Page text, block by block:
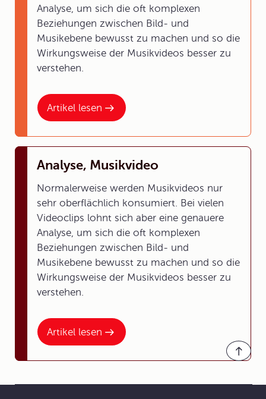
Artikel lesen
Analyse, um sich die oft komplexen
Beziehungen zwischen Bild- und
Musikebene bewusst zu machen und so die
Wirkungsweise der Musikvideos besser zu
verstehen.
Artikel lesen
Analyse, Musikvideo
Normalerweise werden Musikvideos nur
sehr oberflächlich konsumiert. Bei vielen
Videoclips lohnt sich aber eine genauere
Analyse, um sich die oft komplexen
Beziehungen zwischen Bild- und
Musikebene bewusst zu machen und so die
Wirkungsweise der Musikvideos besser zu
verstehen.